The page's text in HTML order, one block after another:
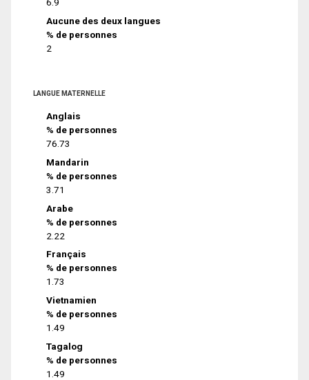
6.9
Aucune des deux langues
% de personnes
2
LANGUE MATERNELLE
Anglais
% de personnes
76.73
Mandarin
% de personnes
3.71
Arabe
% de personnes
2.22
Français
% de personnes
1.73
Vietnamien
% de personnes
1.49
Tagalog
% de personnes
1.49